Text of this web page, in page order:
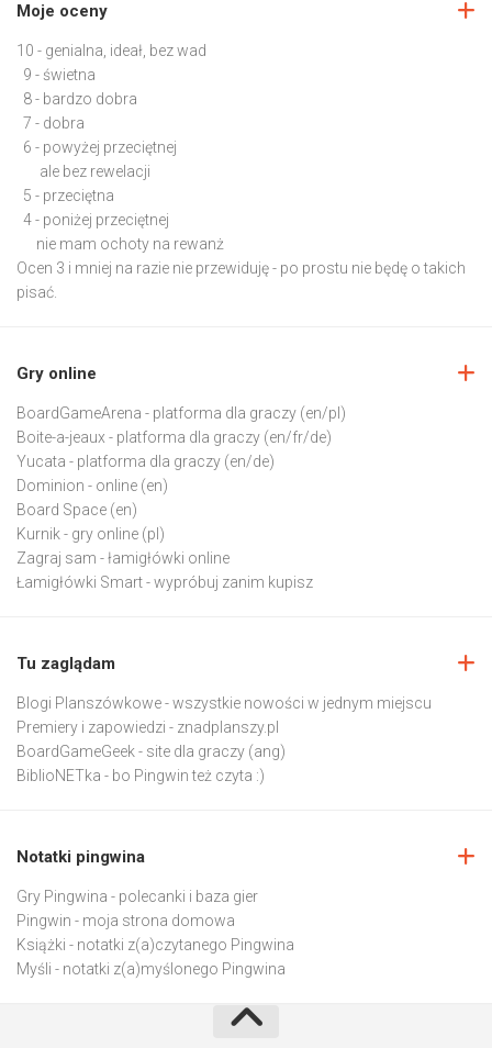
Moje oceny
10 - genialna, ideał, bez wad
9 - świetna
8 - bardzo dobra
7 - dobra
6 - powyżej przeciętnej
ale bez rewelacji
5 - przeciętna
4 - poniżej przeciętnej
nie mam ochoty na rewanż
Ocen 3 i mniej na razie nie przewiduję - po prostu nie będę o takich
pisać.
Gry online
BoardGameArena - platforma dla graczy (en/pl)
Boite-a-jeaux - platforma dla graczy (en/fr/de)
Yucata - platforma dla graczy (en/de)
Dominion - online (en)
Board Space (en)
Kurnik- gry online (pl)
Zagraj sam - łamigłówki online
Łamigłówki Smart- wypróbuj zanim kupisz
Tu zaglądam
Blogi Planszówkowe- wszystkie nowości w jednym miejscu
Premiery i zapowiedzi - znadplanszy.pl
BoardGameGeek- site dla graczy (ang)
BiblioNETka - bo Pingwin też czyta :)
Notatki pingwina
Gry Pingwina - polecanki i baza gier
Pingwin - moja strona domowa
Książki - notatki z(a)czytanego Pingwina
Myśli - notatki z(a)myślonego Pingwina